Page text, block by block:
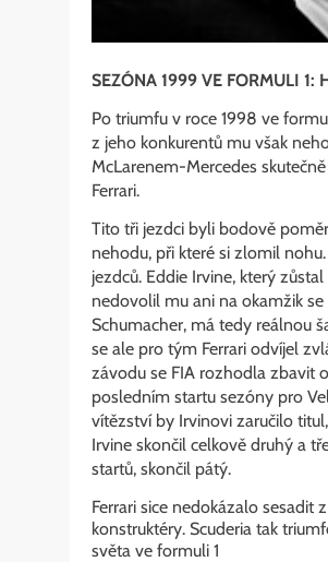
SEZÓNA 1999 VE FORMULI 1:
Po triumfu v roce 1998 ve
z jeho konkurentů mu však
McLarenem-Mercedes
Ferrari.
Tito tři jezdci byli bodově
nehodu, při které si zlomil
jezdců. Eddie Irvine, který
nedovolil mu ani na okamžik
Schumacher, má tedy reálnou
se ale pro tým Ferrari odvíjel
závodu se FIA rozhodla zbavit
posledním startu sezóny pro
vítězství by Irvinovi zaručilo
Irvine skončil celkově druhý a
startů, skončil pátý.
Ferrari sice nedokázalo sesadit
konstruktéry. Scuderia tak
světa ve formuli 1